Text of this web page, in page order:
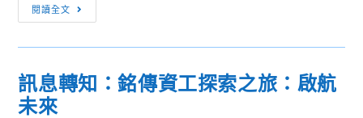
教
行
政
創
學
閱讀全文
息
轉
113
訊息轉知：銘傳資工探索之旅：啟航
未來